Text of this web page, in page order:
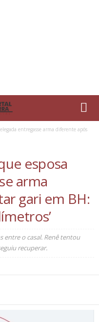
entregasse arma diferente após
esposa
arma
gari em BH:
entre o casal. Renê tentou
recuperar.